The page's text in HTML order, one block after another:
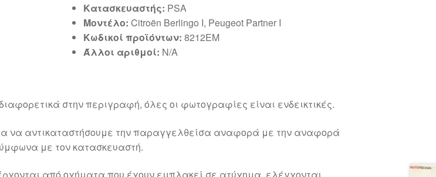
Κατασκευαστής: PSA
Μοντέλο: Citroën Berlingo I, Peugeot Partner I
Κωδικοί προϊόντων: 8212EM
Άλλοι αριθμοί: N/A
στην περιγραφή, όλες οι φωτογραφίες είναι ενδεικτικές.
να αντικαταστήσουμε την παραγγελθείσα αναφορά με την αναφορά
με τον κατασκευαστή.